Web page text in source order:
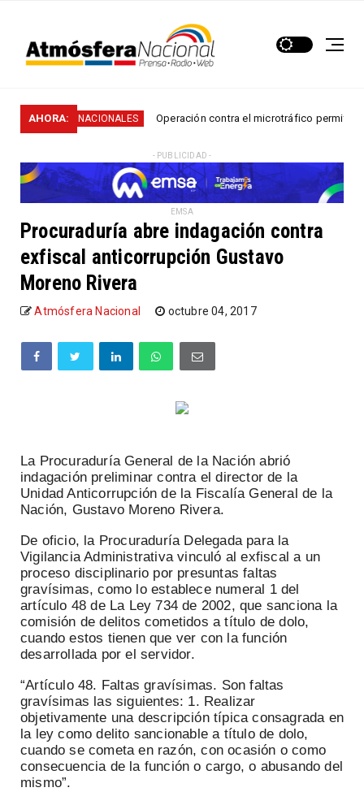
AHORA:NACIONALES Operación contra el microtráfico permitió que la
- PUBLICIDAD -
EMSA
Procuraduría abre indagación contra
exfiscal anticorrupción Gustavo
Moreno Rivera
Atmósfera Nacional octubre 04, 2017
La Procuraduría General de la Nación abrió
indagación preliminar contra el director de la
Unidad Anticorrupción de la Fiscalía General de la
Nación, Gustavo Moreno Rivera.
De oficio, la Procuraduría Delegada para la
Vigilancia Administrativa vinculó al exfiscal a un
proceso disciplinario por presuntas faltas
gravísimas, como lo establece numeral 1 del
artículo 48 de La Ley 734 de 2002, que sanciona la
comisión de delitos cometidos a título de dolo,
cuando estos tienen que ver con la función
desarrollada por el servidor.
“Artículo 48. Faltas gravísimas. Son faltas
gravísimas las siguientes: 1. Realizar
objetivamente una descripción típica consagrada en
la ley como delito sancionable a título de dolo,
cuando se cometa en razón, con ocasión o como
consecuencia de la función o cargo, o abusando del
mismo”.